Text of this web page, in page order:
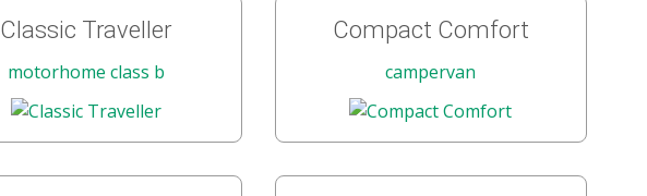
Classic Traveller
motorhome class b
Compact Comfort
campervan